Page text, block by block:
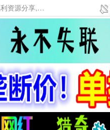
本网站提供资源工具下载，大老表资源工具，大表哥资源网软件工具，大老表资源下载，活动线报福利资源分享,活动线报，大型网游经典游戏，网络热门技术游戏辅助交流与分享。